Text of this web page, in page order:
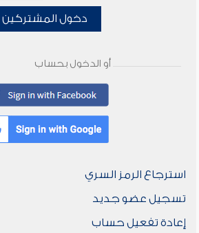
دخول المشتركين
أو الدخول بحساب
استرجاع الرمز السري
تسجيل عضو جديد
إعادة تفعيل حساب